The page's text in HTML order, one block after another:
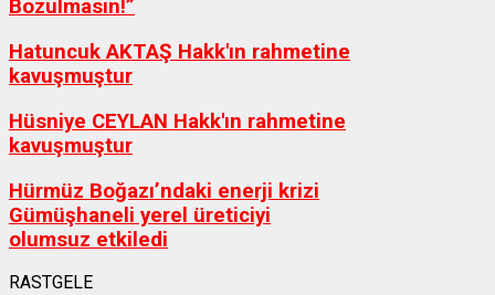
Bozulmasın!”
Hatuncuk AKTAŞ Hakk'ın rahmetine
kavuşmuştur
Hüsniye CEYLAN Hakk'ın rahmetine
kavuşmuştur
Hürmüz Boğazı’ndaki enerji krizi
Gümüşhaneli yerel üreticiyi
olumsuz etkiledi
RASTGELE